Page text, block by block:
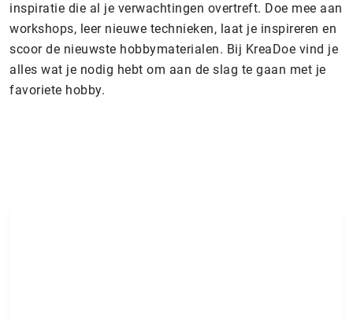
inspiratie die al je verwachtingen overtreft. Doe mee aan
workshops, leer nieuwe technieken, laat je inspireren en
scoor de nieuwste hobbymaterialen. Bij KreaDoe vind je
alles wat je nodig hebt om aan de slag te gaan met je
favoriete hobby.